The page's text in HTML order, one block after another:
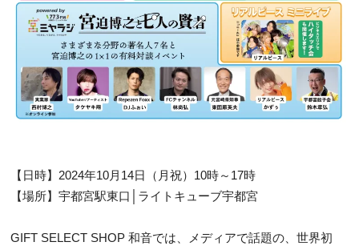
【日時】2024年10月14日（月祝）10時～17時
【場所】宇都宮駅東口│ライトキューブ宇都宮
GIFT SELECT SHOP 和音では、メディアで話題の、世界初